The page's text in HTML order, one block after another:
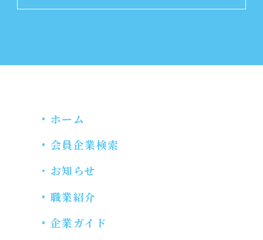
ホーム
会員企業検索
お知らせ
職業紹介
企業ガイド